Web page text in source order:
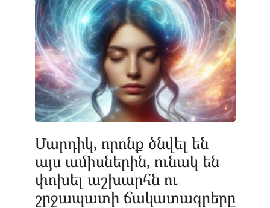
Մարդիկ, որոնք ծնվել են
այս ամիսներին, ունակ են
փոխել աշխարհն ու
շրջապատի ճակատագրերը